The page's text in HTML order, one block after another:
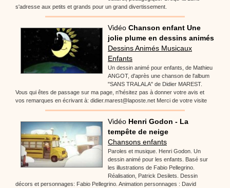
s'adresse aux petits et grands pour un grand divertissement.
Vidéo Chanson enfant Une
jolie plume en dessins animés
Dessins Animés Musicaux
Enfants
Un dessin animé pour enfants, de Mathieu
ANGOT, d'après une chanson de l'album
"SANS TRALALA" de Didier MAREST.
Vous qui êtes de passage sur ma page, n'hésitez pas à donner votre avis et
vos remarques en écrivant à: didier.marest@laposte.net Merci de votre visite
Vidéo Henri Godon - La
tempête de neige
Chansons enfants
Paroles et musique. Henri Godon. Un
dessin animé pour les enfants. Basé sur
les illustrations de Fabio Pellegrino.
Réalisation, Patrick Desilets. Dessin
décors et personnages: Fabio Pellegrino. Animation personnages : David